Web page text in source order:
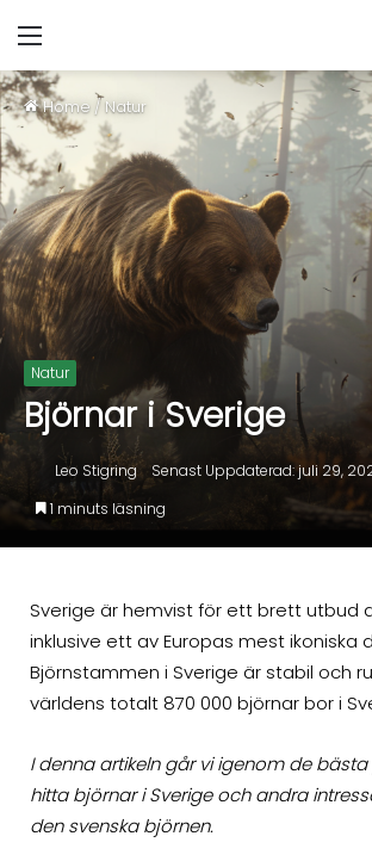
Home /Natur
Natur
Björnar i Sverige
Leo Stigring
Senast Uppdaterad: juli 29,
1 minuts läsning
Sverige är hemvist för ett brett utbud
inklusive ett av Europas mest ikoniska
Björnstammen i Sverige är stabil och
världens totalt 870 000 björnar bor i
I denna artikeln går vi igenom de
hitta björnar i Sverige och andra
den svenska björnen.